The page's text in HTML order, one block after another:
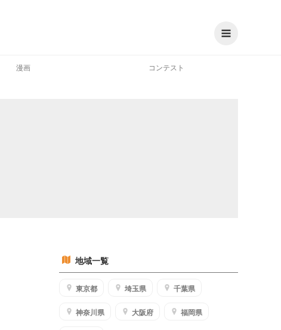
漫画 コンテスト
地域一覧
東京都 埼玉県 千葉県
神奈川県 大阪府 福岡県